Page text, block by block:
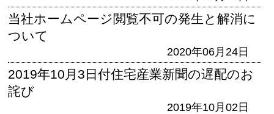
当社ホームページ閲覧不可の発生と解消に
ついて
2020年06月24日
2019年10月3日付住宅産業新聞の遅配のお
詫び
2019年10月02日